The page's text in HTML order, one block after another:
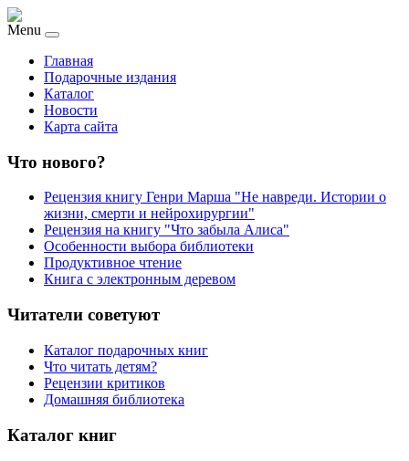
Menu
Главная
Подарочные издания
Каталог
Новости
Карта сайта
Что нового?
Рецензия книгу Генри Марша "Не навреди. Истории о
жизни, смерти и нейрохирургии"
Рецензия на книгу "Что забыла Алиса"
Особенности выбора библиотеки
Продуктивное чтение
Книга с электронным деревом
Читатели советуют
Каталог подарочных книг
Что читать детям?
Рецензии критиков
Домашняя библиотека
Каталог книг